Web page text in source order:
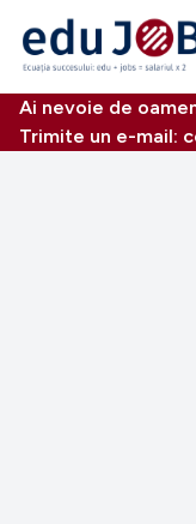
Ai nevoie de
Trimite un e-mail: